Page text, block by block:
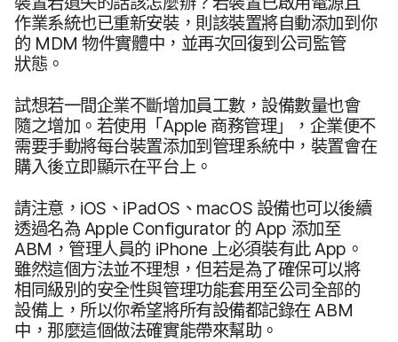
作業​系統​也​已​重新​安裝，​則​該​裝置​將​自動​添加到​你​
的 MDM物​件​實體​中，​並​再​次​回復到​公司​監管​
狀態。
試​想若​一間​企業​不斷​增加​員工數，​設備​數量​也​會​
隨之​增加。​若​使用​「Apple 商務​管理」，​企業​便不​
需要​手動​將​每​台​裝置添加到​管理​系統​中，​裝置會​在​
購入​後​立即​顯示​在​平台上。
請​注意， iOS 、 iPadOS 、 macOS 設備​也​可以​後續​
透過​名​為 Apple Configurator 的 App 添加​至
ABM ，​管理​人員​的 iPhone 上​必須​裝​有​此App 。​
雖然​這​個​方法​並​不​理想，​但​若​是​為了​確保​可以​將​
相同​級別​的​安全性​與​管理​功能​套用​至​公司​全部​的​
設備​上，​所以​你​希望​將​所有​設備​都​記錄​在ABM
中，​那麼​這​個​做法確​實​能​帶來​幫助。